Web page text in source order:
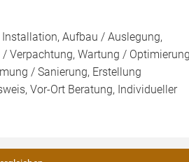
Aufbau / Auslegung,
Verpachtung, Wartung /
/ Sanierung, Erstellung
Vor-Ort Beratung, Individueller